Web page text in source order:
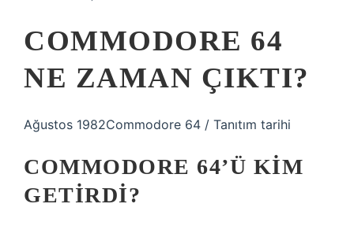
COMMODORE 64
NE ZAMAN ÇIKTI?
Ağustos 1982Commodore 64 / Tanıtım tarihi
COMMODORE 64’Ü KIM
GETIRDI?